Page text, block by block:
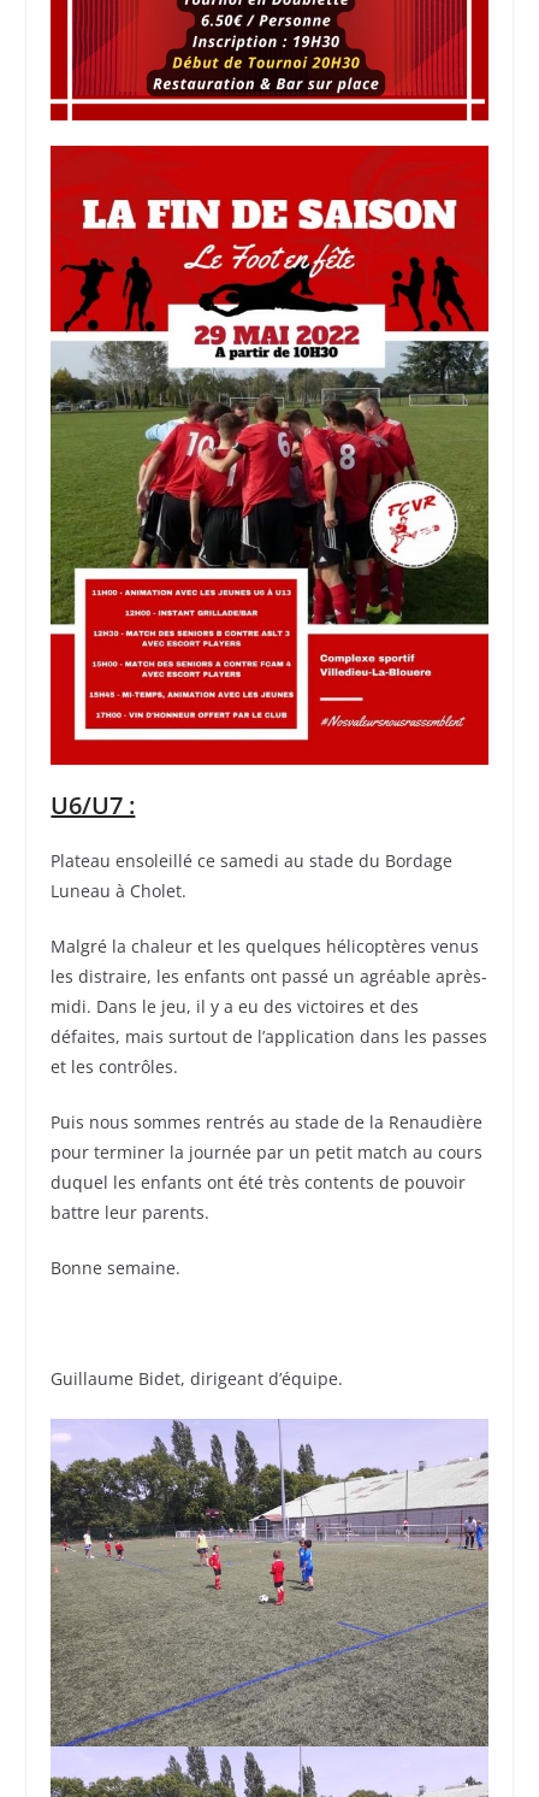
U6/U7 :
Plateau ensoleillé ce samedi au stade du Bordage
Luneau à Cholet.
Malgré la chaleur et les quelques hélicoptères venus
les distraire, les enfants ont passé un agréable après-
midi. Dans le jeu, il y a eu des victoires et des
défaites, mais surtout de l’application dans les passes
et les contrôles.
Puis nous sommes rentrés au stade de la Renaudière
pour terminer la journée par un petit match au cours
duquel les enfants ont été très contents de pouvoir
battre leur parents.
Bonne semaine.
Guillaume Bidet, dirigeant d’équipe.